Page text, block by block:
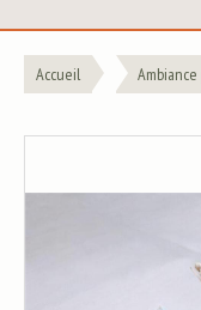
Accueil